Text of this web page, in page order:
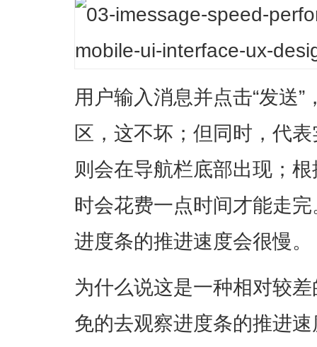
用户输入消息并点击“发送
区，这不坏；但同时，代
则会在导航栏底部出现；
时会花费一点时间才能走
进度条的推进速度会很慢。
为什么说这是一种相对较
免的去观察进度条的推进